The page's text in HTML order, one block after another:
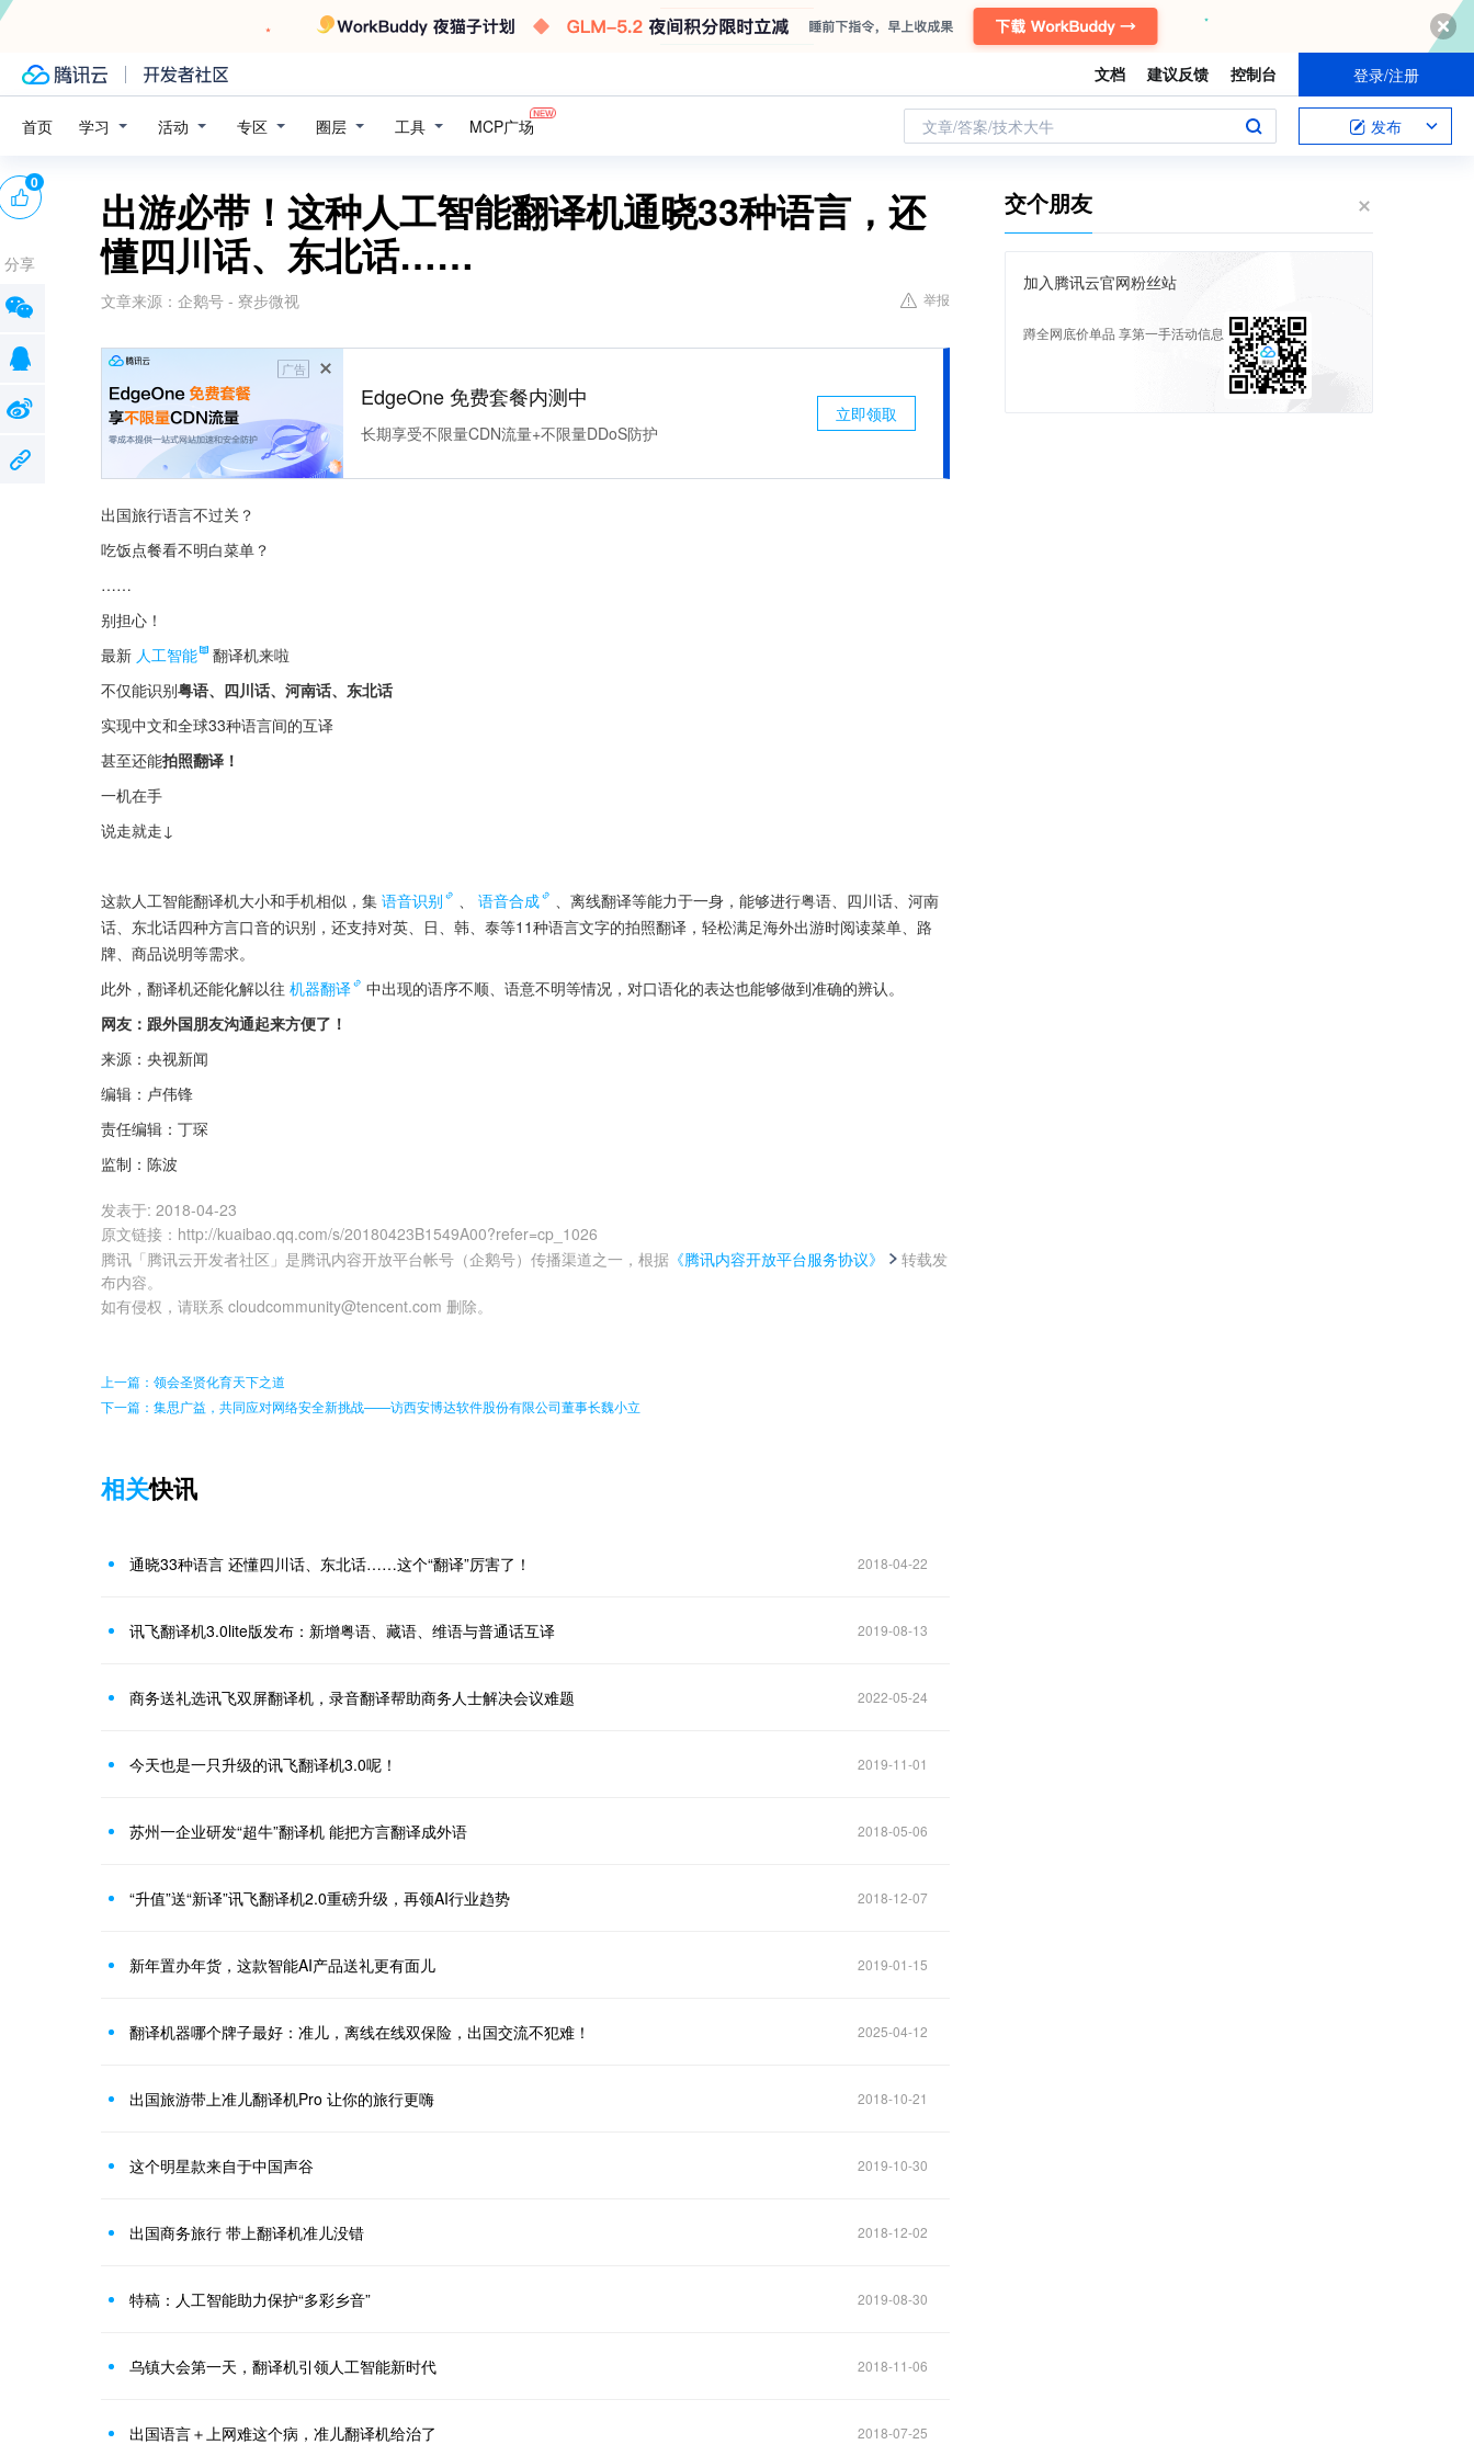
文档 建议反馈 控制台 登录/注册
首页 学习 活动 专区 圈层 工具 MCP广场 文章/答案/技术大牛 发布
出游必带！这种人工智能翻译机通晓33种语言，还
懂四川话、东北话……
文章来源： 企鹅号 - 寮步微视 举报
广告
EdgeOne 免费套餐内测中
长期享受不限量CDN流量+不限量DDoS防护
立即领取
出国旅行语言不过关？
吃饭点餐看不明白菜单？
……
别担心！
最新 人工智能
翻译机来啦
不仅能识别粤语、四川话、河南话、东北话
实现中文和全球33种语言间的互译
甚至还能拍照翻译！
一机在手
说走就走↓
这款人工智能翻译机大小和手机相似，集 语音识别 、 语音合成
、离线翻译等能力于一身，能够进行粤语、四川话、河南
话、东北话四种方言口音的识别，还支持对英、日、韩、泰等11种语言文字的拍照翻译，轻松满足海外出游时阅读菜单、路
牌、商品说明等需求。
此外，翻译机还能化解以往 机器翻译
中出现的语序不顺、语意不明等情况，对口语化的表达也能够做到准确的辨认。
网友：跟外国朋友沟通起来方便了！
来源：央视新闻
编辑：卢伟锋
责任编辑：丁琛
监制：陈波
发表于: 2018-04-23
原文链接 ： http://kuaibao.qq.com/s/20180423B1549A00?refer=cp_1026
腾讯「腾讯云开发者社区」是腾讯内容开放平台帐号（企鹅号）传播渠道之一，根据 《腾讯内容开放平台服务协议》
转载发
布内容。
如有侵权，请联系 cloudcommunity@tencent.com 删除。
0
分享
上一篇：领会圣贤化育天下之道
下一篇：集思广益，共同应对网络安全新挑战——访西安博达软件股份有限公司董事长魏小立
相关快讯
通晓33种语言 还懂四川话、东北话……这个“翻译”厉害了！ 2018-04-22
讯飞翻译机3.0lite版发布：新增粤语、藏语、维语与普通话互译 2019-08-13
商务送礼选讯飞双屏翻译机，录音翻译帮助商务人士解决会议难题 2022-05-24
今天也是一只升级的讯飞翻译机3.0呢！ 2019-11-01
苏州一企业研发“超牛”翻译机 能把方言翻译成外语 2018-05-06
“升值”送“新译”讯飞翻译机2.0重磅升级，再领AI行业趋势 2018-12-07
新年置办年货，这款智能AI产品送礼更有面儿 2019-01-15
翻译机器哪个牌子最好：准儿，离线在线双保险，出国交流不犯难！ 2025-04-12
出国旅游带上准儿翻译机Pro 让你的旅行更嗨 2018-10-21
这个明星款来自于中国声谷 2019-10-30
出国商务旅行 带上翻译机准儿没错 2018-12-02
特稿：人工智能助力保护“多彩乡音” 2019-08-30
乌镇大会第一天，翻译机引领人工智能新时代 2018-11-06
出国语言＋上网难这个病，准儿翻译机给治了 2018-07-25
交个朋友
加入腾讯云官网粉丝站
蹲全网底价单品 享第一手活动信息